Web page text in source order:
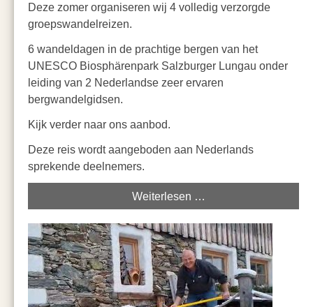
Deze zomer organiseren wij 4 volledig verzorgde
groepswandelreizen.
6 wandeldagen in de prachtige bergen van het
UNESCO Biosphärenpark Salzburger Lungau onder
leiding van 2 Nederlandse zeer ervaren
bergwandelgidsen.
Kijk verder naar ons aanbod.
Deze reis wordt aangeboden aan Nederlands
sprekende deelnemers.
Weiterlesen …